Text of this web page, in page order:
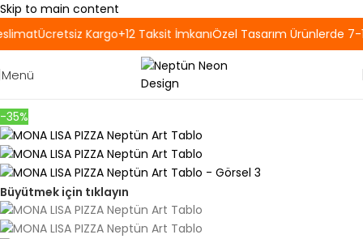
Skip to main content
Ücretsiz Kargo+12 Taksit İmkanıÖzel Tasarım Ürünlerde 7-
Menü
-35%
Büyütmek için tıklayın